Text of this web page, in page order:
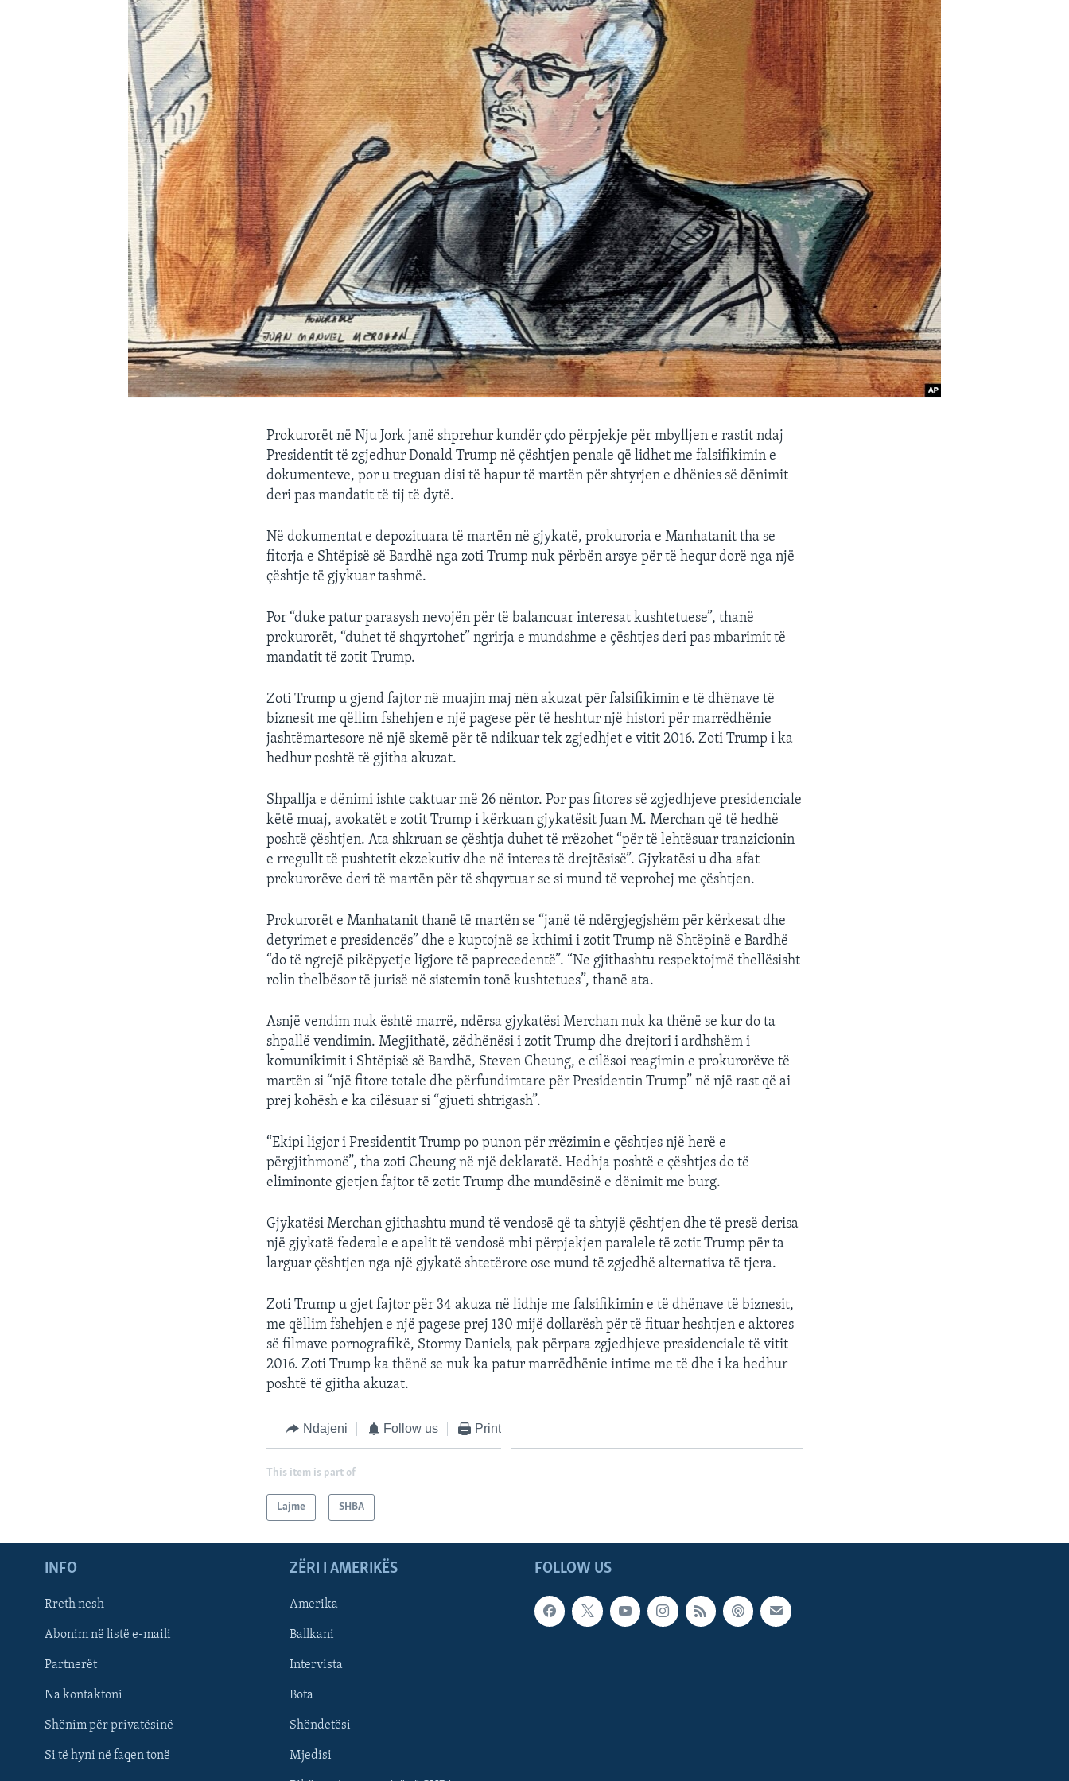
FOLLOW US
Prokurorët në Nju Jork janë shprehur kundër çdo përpjekje për mbylljen e rastit ndaj
Presidentit të zgjedhur Donald Trump në çështjen penale që lidhet me falsifikimin e
dokumenteve, por u treguan disi të hapur të martën për shtyrjen e dhënies së dënimit
deri pas mandatit të tij të dytë.
Në dokumentat e depozituara të martën në gjykatë, prokuroria e Manhatanit tha se
fitorja e Shtëpisë së Bardhë nga zoti Trump nuk përbën arsye për të hequr dorë nga një
çështje të gjykuar tashmë.
Por “duke patur parasysh nevojën për të balancuar interesat kushtetuese”, thanë
prokurorët, “duhet të shqyrtohet” ngrirja e mundshme e çështjes deri pas mbarimit të
mandatit të zotit Trump.
Zoti Trump u gjend fajtor në muajin maj nën akuzat për falsifikimin e të dhënave të
biznesit me qëllim fshehjen e një pagese për të heshtur një histori për marrëdhënie
jashtëmartesore në një skemë për të ndikuar tek zgjedhjet e vitit 2016. Zoti Trump i ka
hedhur poshtë të gjitha akuzat.
Shpallja e dënimi ishte caktuar më 26 nëntor. Por pas fitores së zgjedhjeve presidenciale
këtë muaj, avokatët e zotit Trump i kërkuan gjykatësit Juan M. Merchan që të hedhë
poshtë çështjen. Ata shkruan se çështja duhet të rrëzohet “për të lehtësuar tranzicionin
e rregullt të pushtetit ekzekutiv dhe në interes të drejtësisë”. Gjykatësi u dha afat
prokurorëve deri të martën për të shqyrtuar se si mund të veprohej me çështjen.
Prokurorët e Manhatanit thanë të martën se “janë të ndërgjegjshëm për kërkesat dhe
detyrimet e presidencës” dhe e kuptojnë se kthimi i zotit Trump në Shtëpinë e Bardhë
“do të ngrejë pikëpyetje ligjore të paprecedentë”. “Ne gjithashtu respektojmë thellësisht
rolin thelbësor të jurisë në sistemin tonë kushtetues”, thanë ata.
Asnjë vendim nuk është marrë, ndërsa gjykatësi Merchan nuk ka thënë se kur do ta
shpallë vendimin. Megjithatë, zëdhënësi i zotit Trump dhe drejtori i ardhshëm i
komunikimit i Shtëpisë së Bardhë, Steven Cheung, e cilësoi reagimin e prokurorëve të
martën si “një fitore totale dhe përfundimtare për Presidentin Trump” në një rast që ai
prej kohësh e ka cilësuar si “gjueti shtrigash”.
“Ekipi ligjor i Presidentit Trump po punon për rrëzimin e çështjes një herë e
përgjithmonë”, tha zoti Cheung në një deklaratë. Hedhja poshtë e çështjes do të
eliminonte gjetjen fajtor të zotit Trump dhe mundësinë e dënimit me burg.
Gjykatësi Merchan gjithashtu mund të vendosë që ta shtyjë çështjen dhe të presë derisa
një gjykatë federale e apelit të vendosë mbi përpjekjen paralele të zotit Trump për ta
larguar çështjen nga një gjykatë shtetërore ose mund të zgjedhë alternativa të tjera.
Zoti Trump u gjet fajtor për 34 akuza në lidhje me falsifikimin e të dhënave të biznesit,
me qëllim fshehjen e një pagese prej 130 mijë dollarësh për të fituar heshtjen e aktores
së filmave pornografikë, Stormy Daniels, pak përpara zgjedhjeve presidenciale të vitit
2016. Zoti Trump ka thënë se nuk ka patur marrëdhënie intime me të dhe i ka hedhur
poshtë të gjitha akuzat.
Ndajeni Follow us Print
This item is part of
Lajme SHBA
FOLLOW US
INFO
Rreth nesh
Abonim në listë e-maili
Partnerët
Na kontaktoni
Shënim për privatësinë
Si të hyni në faqen tonë
ZËRI I AMERIKËS
Amerika
Ballkani
Intervista
Bota
Shëndetësi
Mjedisi